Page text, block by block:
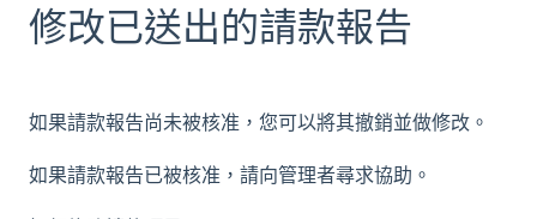
修改已送出的請款報告
如果請款報告尚未被核准，您可以將其撤銷並做修改。
如果請款報告已被核准，請向管理者尋求協助。